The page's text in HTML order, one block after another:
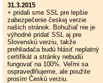
31.3.2015
+ pridali sme SSL pre lepšie
zabezpečenie českej verzie
našich stránok. Bohužiaľ nie je
výhodné pridať SSL aj pre
Slovenskú verziu, takže
prehliadača budú hlásiť neplatný
certifikát a stránky nebudú
fungovať na 100%. Veľmi sa
ospravedlňujeme, ale použite
prosím Českú verziu.